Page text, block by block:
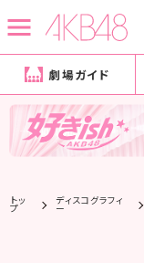
劇場ガイド
トッ
プ
ディスコグラフィ
ー